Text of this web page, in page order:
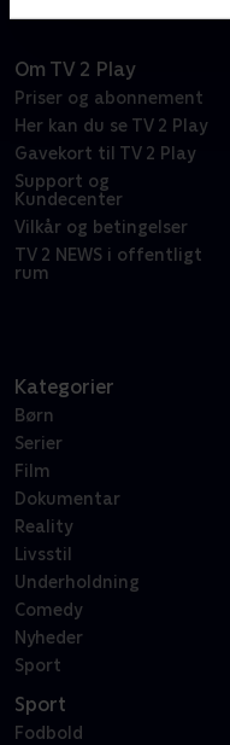
Om TV 2 Play
Priser og abonnement
Her kan du se TV 2 Play
Gavekort til TV 2 Play
Support og
Kundecenter
Vilkår og betingelser
TV 2 NEWS i offentligt
rum
Kategorier
Børn
Serier
Film
Dokumentar
Reality
Livsstil
Underholdning
Comedy
Nyheder
Sport
Sport
Fodbold